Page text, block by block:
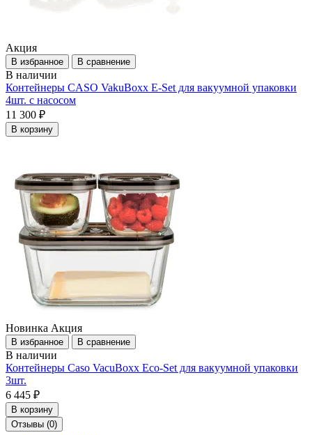
Акция
В избранное В сравнение
В наличии
Контейнеры CASO VakuBoxx E-Set для вакуумной упаковки
4шт. с насосом
11 300 ₽
В корзину
Новинка Акция
В избранное В сравнение
В наличии
Контейнеры Caso VacuBoxx Eco-Set для вакуумной упаковки
3шт.
6 445 ₽
В корзину
Отзывы (0)